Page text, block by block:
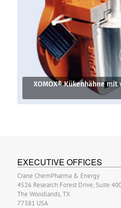
XOMOX® Kükenhähne
EXECUTIVE OFFICES
Crane ChemPharma & Energy
4526 Research Forest Drive, Suite
The Woodlands, TX
77381 USA